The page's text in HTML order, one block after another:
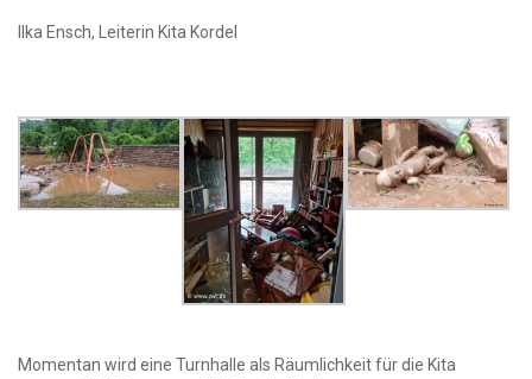
llka Ensch, Leiterin Kita Kordel
Momentan wird eine Turnhalle als Räumlichkeit für die Kita